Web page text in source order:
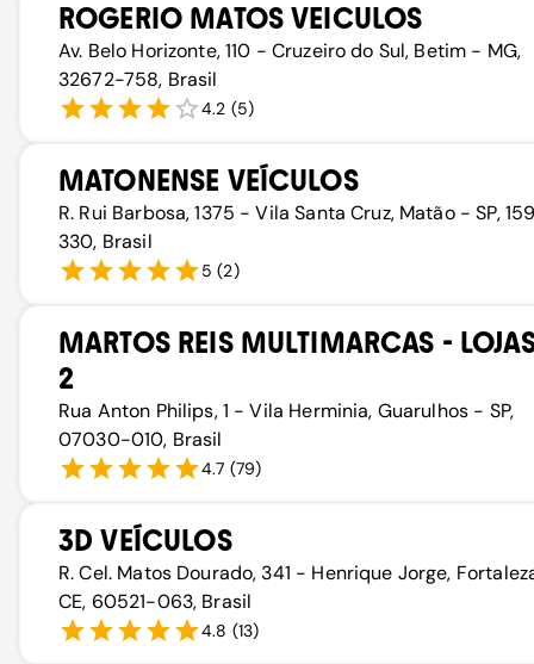
ROGERIO MATOS VEICULOS
Av. Belo Horizonte, 110 - Cruzeiro do Sul, Betim - MG,
32672-758, Brasil
4.2 (5)
MATONENSE VEÍCULOS
R. Rui Barbosa, 1375 - Vila Santa Cruz, Matão - SP,
330, Brasil
5 (2)
MARTOS REIS MULTIMARCAS -
2
Rua Anton Philips, 1 - Vila Herminia, Guarulhos - SP,
07030-010, Brasil
4.7 (79)
3D VEÍCULOS
R. Cel. Matos Dourado, 341 - Henrique Jorge,
CE, 60521-063, Brasil
4.8 (13)